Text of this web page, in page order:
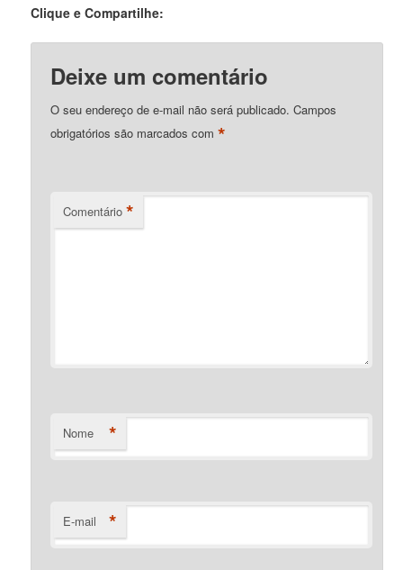
Clique e Compartilhe:
Deixe um comentário
O seu endereço de e-mail não será publicado. Campos
obrigatórios são marcados com*
Comentário *
Nome *
E-mail *